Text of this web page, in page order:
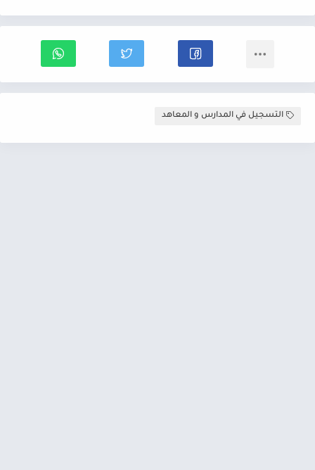
التسجيل في المدارس و المعاهد